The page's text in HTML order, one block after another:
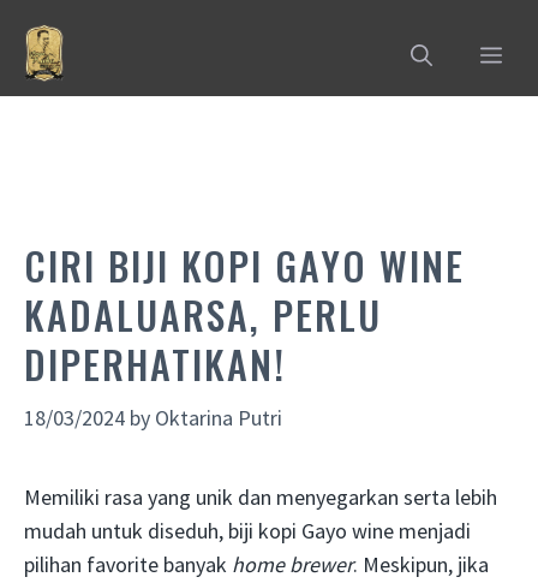
content
CIRI BIJI KOPI GAYO WINE
KADALUARSA, PERLU
DIPERHATIKAN!
18/03/2024 by Oktarina Putri
Memiliki rasa yang unik dan menyegarkan serta lebih
mudah untuk diseduh, biji kopi Gayo wine menjadi
pilihan favorite banyak home brewer. Meskipun, jika